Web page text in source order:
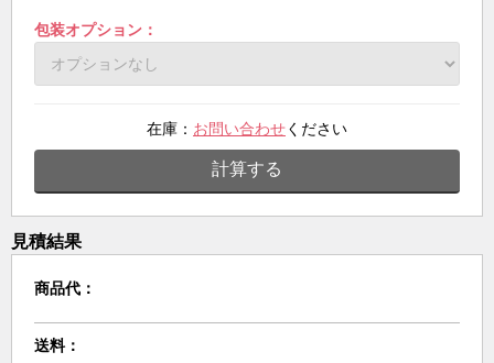
包装オプション：
在庫： お問い合わせください
計算する
見積結果
商品代：
送料：